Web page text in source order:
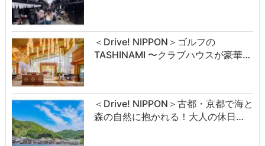
＜Drive! NIPPON＞ゴルフの
TASHINAMI 〜クラブハウスが豪華…
＜Drive! NIPPON＞古都・京都で海と
森の自然に抱かれる！大人の休日…